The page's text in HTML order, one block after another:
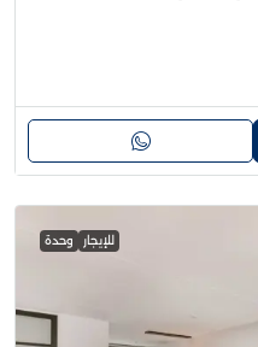
للإيجار وحدة